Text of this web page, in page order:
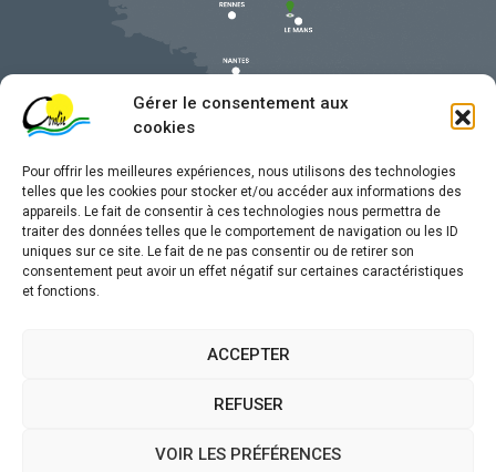
Gérer le consentement aux
cookies
Pour offrir les meilleures expériences, nous utilisons des technologies
telles que les cookies pour stocker et/ou accéder aux informations des
appareils. Le fait de consentir à ces technologies nous permettra de
traiter des données telles que le comportement de navigation ou les ID
uniques sur ce site. Le fait de ne pas consentir ou de retirer son
consentement peut avoir un effet négatif sur certaines caractéristiques
et fonctions.
ACCEPTER
REFUSER
VOIR LES PRÉFÉRENCES
Mentions légales
Traitement de données personnelles
(sites internet de collectivités &